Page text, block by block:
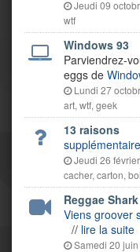
Jeudi 09
wtf
Windows 93
Parviendrez-
eggs de
Lundi 27
art, wtf, geek
13 raisons
Jeudi 26
cacher, carton,
Reggae Shark
Viens groover
// lire la suite
Samedi 20 juin